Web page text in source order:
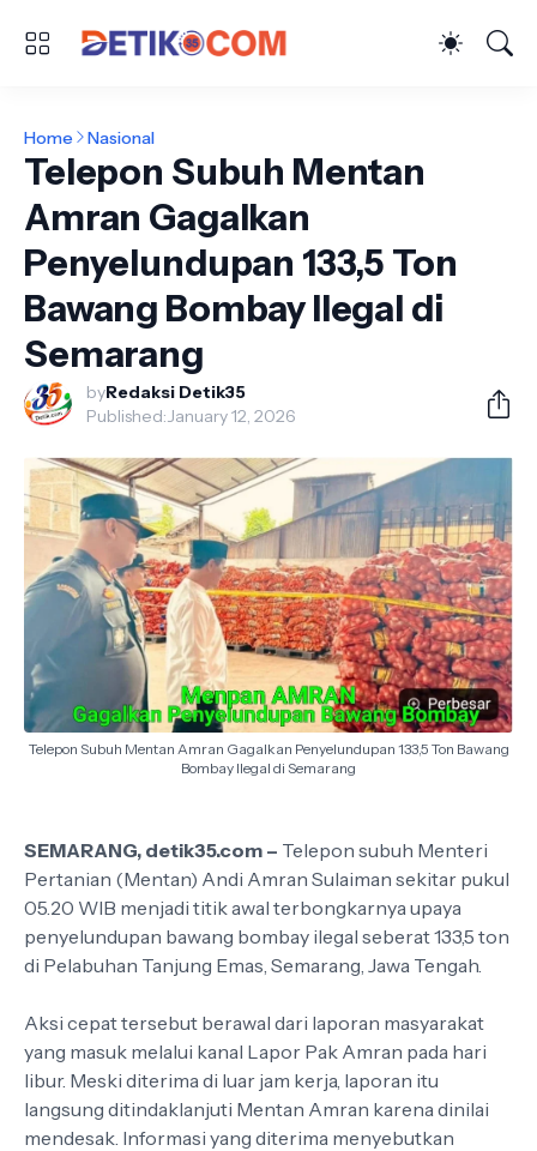
Home Nasional
Telepon Subuh Mentan
Amran Gagalkan
Penyelundupan 133,5 Ton
Bawang Bombay Ilegal di
Semarang
byRedaksi Detik35
Published:January 12, 2026
Telepon Subuh Mentan Amran Gagalkan Penyelundupan 133,5 Ton Bawang
Bombay Ilegal di Semarang
SEMARANG, detik35.com – Telepon subuh Menteri
Pertanian (Mentan) Andi Amran Sulaiman sekitar pukul
05.20 WIB menjadi titik awal terbongkarnya upaya
penyelundupan bawang bombay ilegal seberat 133,5 ton
di Pelabuhan Tanjung Emas, Semarang, Jawa Tengah.
Aksi cepat tersebut berawal dari laporan masyarakat
yang masuk melalui kanal Lapor Pak Amran pada hari
libur. Meski diterima di luar jam kerja, laporan itu
langsung ditindaklanjuti Mentan Amran karena dinilai
mendesak. Informasi yang diterima menyebutkan